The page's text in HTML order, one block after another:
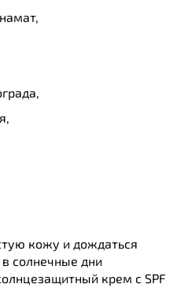
кожу и дождаться
солнечные дни
крем с SPF